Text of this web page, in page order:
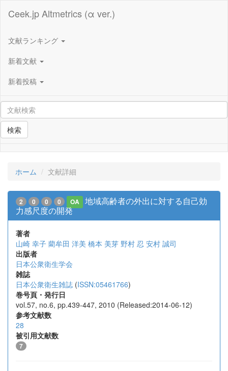
Ceek.jp Altmetrics (α ver.)
文献ランキング
新着文献
新着投稿
検索
ホーム 文献詳細
2 0 0 0 OA
地域高齢者の外出に対する自己効
力感尺度の開発
著者
山崎 幸子 藺牟田 洋美 橋本 美芽 野村 忍 安村 誠司
出版者
日本公衆衛生学会
雑誌
日本公衆衛生雑誌 (ISSN:05461766)
巻号頁・発行日
vol.57, no.6, pp.439-447, 2010 (Released:2014-06-12)
参考文献数
28
被引用文献数
7